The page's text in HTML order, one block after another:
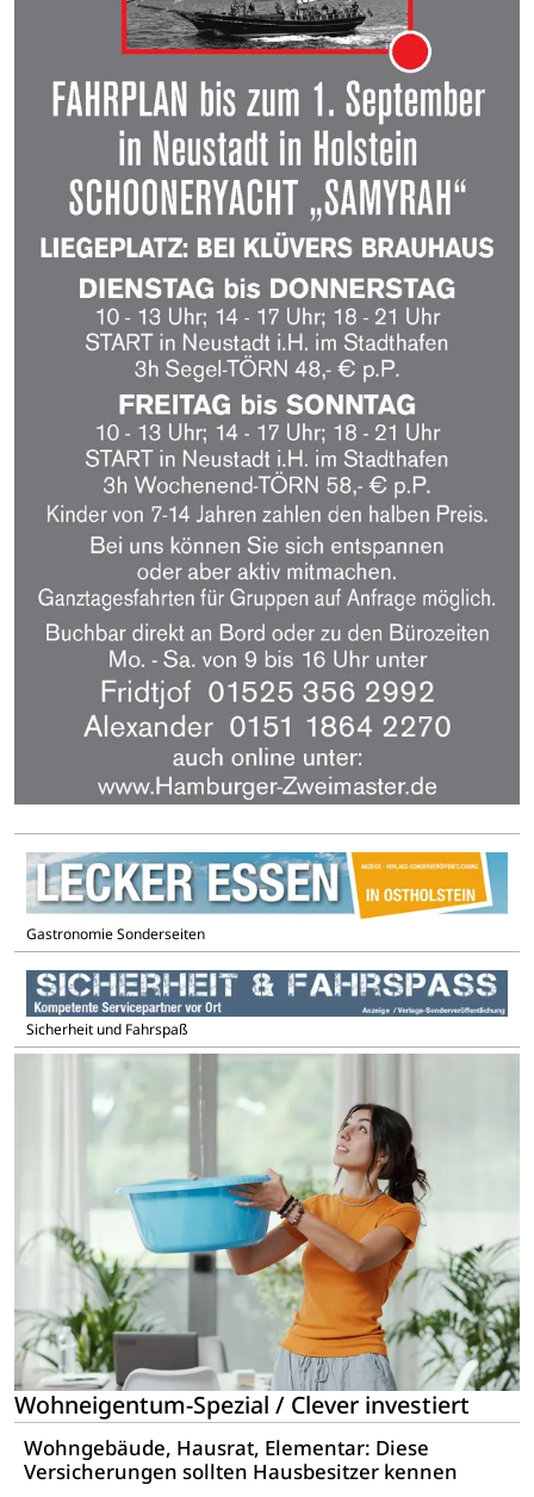
Gastronomie Sonderseiten
Sicherheit und Fahrspaß
Wohneigentum-Spezial / Clever investiert
Wohngebäude, Hausrat, Elementar: Diese
Versicherungen sollten Hausbesitzer kennen